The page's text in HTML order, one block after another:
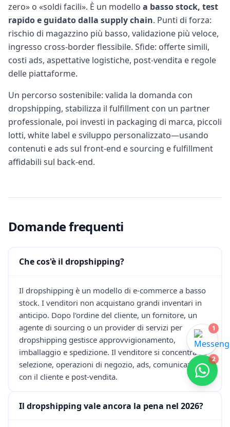
zero» o «soldi facili». È un modello a basso stock, test
rapido e guidato dalla supply chain. Punti di forza:
rischio di magazzino più basso, validazione più veloce,
ingresso cross-border flessibile. Sfide: offerte simili,
costi ads, aspettative logistiche, post-vendita e regole
delle piattaforme.
Un percorso sostenibile: valida la domanda con
dropshipping, stabilizza il fulfillment con un partner
professionale, poi investi in packaging di marca, piccoli
lotti, white label e sviluppo personalizzato—usando
contenuti e ads sul front-end e sourcing e fulfillment
affidabili sul back-end.
Domande frequenti
Che cos'è il dropshipping?
Il dropshipping è un modello di e-commerce a basso
stock. I venditori non acquistano grandi inventari in
anticipo. Dopo l'ordine del cliente, un fornitore, un
agente di sourcing o un provider di servizi per
dropshipping gestisce approvvigionamento,
imballaggio e spedizione. Il venditore si concentra su
selezione, operazioni di negozio, ads, comunicazione
con il cliente e post-vendita.
Il dropshipping vale ancora la pena nel 2026?
1
2